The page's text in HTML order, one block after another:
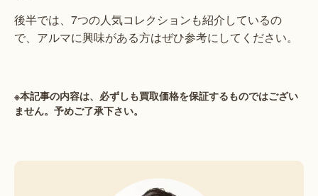
後半では、7つの人気コレクションも紹介しているの
で、アルマに興味がある方はぜひ参考にしてください。
※本記事の内容は、必ずしも買取価格を保証するものではござい
ません。予めご了承下さい。